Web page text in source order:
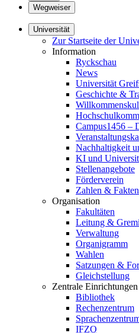
Wegweiser
Universität
Zur Startseite der
Information
Ryckschau
News
Universität
Geschichte &
Campus1456 –
Nachhaltigkeit
KI und
Stellenangebote
Förderverein
Zahlen & Fakten
Organisation
Fakultäten
Leitung &
Verwaltung
Organigramm
Wahlen
Satzungen &
Gleichstellung
Zentrale Einrichtungen
Bibliothek
Rechenzentrum
IFZO